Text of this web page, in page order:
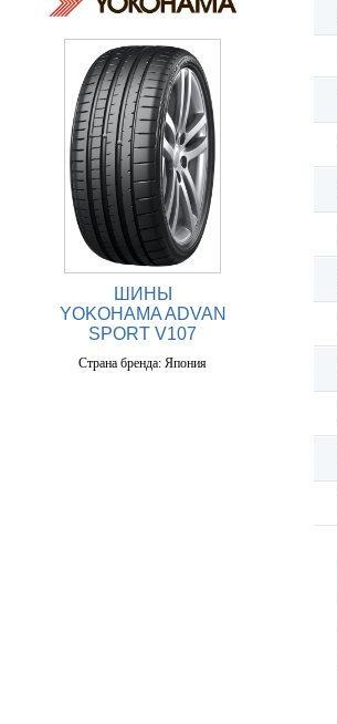
ШИНЫ
YOKOHAMA ADVAN
SPORT V107
Страна бренда: Япония